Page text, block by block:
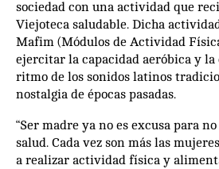
sociedad con una actividad que
Viejoteca saludable. Dicha
Mafim (Módulos de Actividad
ejercitar la capacidad aeróbica y
ritmo de los sonidos latinos
nostalgia de épocas pasadas.
“Ser madre ya no es excusa para
salud. Cada vez son más las
a realizar actividad física y